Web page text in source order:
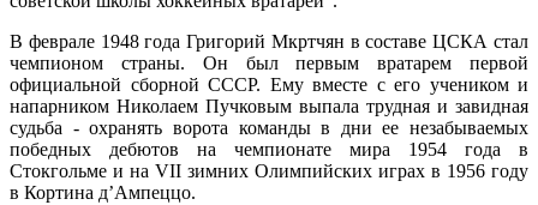
В феврале 1948 года Григорий Мкртчян в составе ЦСКА стал
чемпионом страны. Он был первым вратарем первой
официальной сборной СССР. Ему вместе с его учеником и
напарником Николаем Пучковым выпала трудная и завидная
судьба - охранять ворота команды в дни ее незабываемых
победных дебютов на чемпионате мира 1954 года в
Стокгольме и на VII зимних Олимпийских играх в 1956 году
в Кортина д’Ампеццо.